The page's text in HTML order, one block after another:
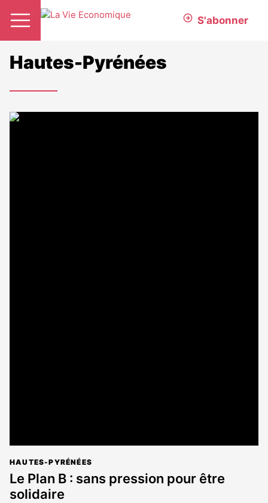
S'abonner
Hautes-Pyrénées
HAUTES-PYRÉNÉES
Le Plan B : sans pression pour être
solidaire